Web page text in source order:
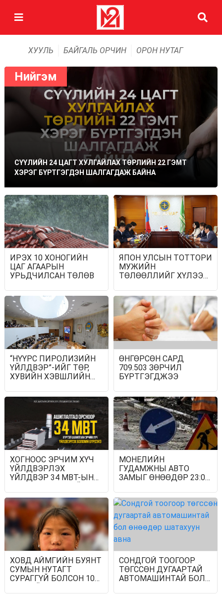
ХУУЛЬ БАЙГАЛЬ ОРЧИН ОРОН НУТАГ
Нийгэм
СҮҮЛИЙН 24 ЦАГТ ХУЛГАЙЛАХ ТӨРЛИЙН 22 ГЭМТ
ХЭРЭГ БҮРТГЭГДЭН ШАЛГАГДАЖ БАЙНА
ИРЭХ 10 ХОНОГИЙН
ЦАГ АГААРЫН
УРЬДЧИЛСАН ТӨЛӨВ
ЯПОН УЛСЫН ТОТТОРИ
МУЖИЙН
ТӨЛӨӨЛЛИЙГ ХҮЛЭЭН
“НҮҮРС ПИРОЛИЗИЙН
ҮЙЛДВЭР”-ИЙГ ТӨР,
ХУВИЙН ХЭВШЛИЙН
ХЭРЭГЖҮҮЛЭХ
ТОГТООЛЫН ТӨСЛИЙГ
ДЭМЖИВ
ӨНГӨРСӨН САРД
709.503 ЗӨРЧИЛ
БҮРТГЭГДЖЭЭ
ХОГНООС ЭРЧИМ ХҮЧ
ҮЙЛДВЭРЛЭХ
ҮЙЛДВЭР 34 МВТ-ЫН
АЖИЛЛАНА
МОНЕЛИЙН
ГУДАМЖНЫ АВТО
ЗАМЫГ ӨНӨӨДӨР 23:00
ЗАСВАРЛАНА
ХОВД АЙМГИЙН БУЯНТ
СУМЫН НУТАГТ
СУРАГГҮЙ БОЛСОН 10
СОНДГОЙ ТООГООР
ТӨГССӨН ДУГААРТАЙ
АВТОМАШИНТАЙ БОЛ